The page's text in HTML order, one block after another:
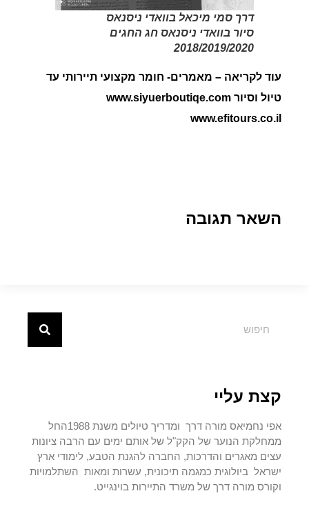
דרך סמי מיכאל בוואדי ניסנאס
סיור בוואדי ניסנאס חג החגים
2018/2019/2020
עוד לקריאה – מאמרים- חומר מקצועי תיירותי עד
טיול וסיור www.siyuerboutiqe.com
www.efitours.co.il
השאר תגובה
קצת עליי
אפי נחמיאס מורה דרך ומדריך טיולים משנת 1988החל
ממחלקת הנוער של הקק"ל של אותם ימים עם הרבה ציונות
עצים מאגרים והדרכות, החברה להגנת הטבע, לימודי ארץ
ישראל ביולוגית כמגמה תיכונית, עשרות ומאות השתלמויות
וקורס מורה דרך של משרד התיירות בוינגייט.